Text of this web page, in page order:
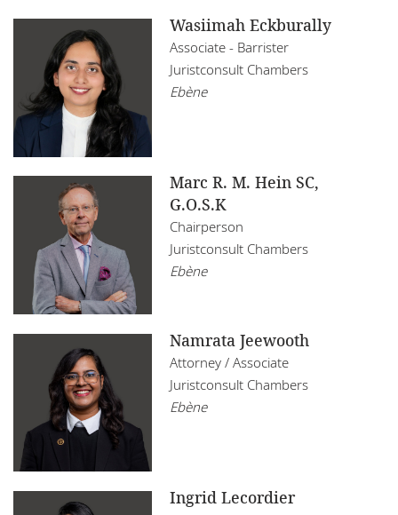
Tunisie
Zambie
Zimbabwe
Wasiimah Eckburally
Associate - Barrister
Juristconsult Chambers
Ebène
Marc R. M. Hein SC,
G.O.S.K
Chairperson
Juristconsult Chambers
Ebène
Namrata Jeewooth
Attorney / Associate
Juristconsult Chambers
Ebène
Ingrid Lecordier